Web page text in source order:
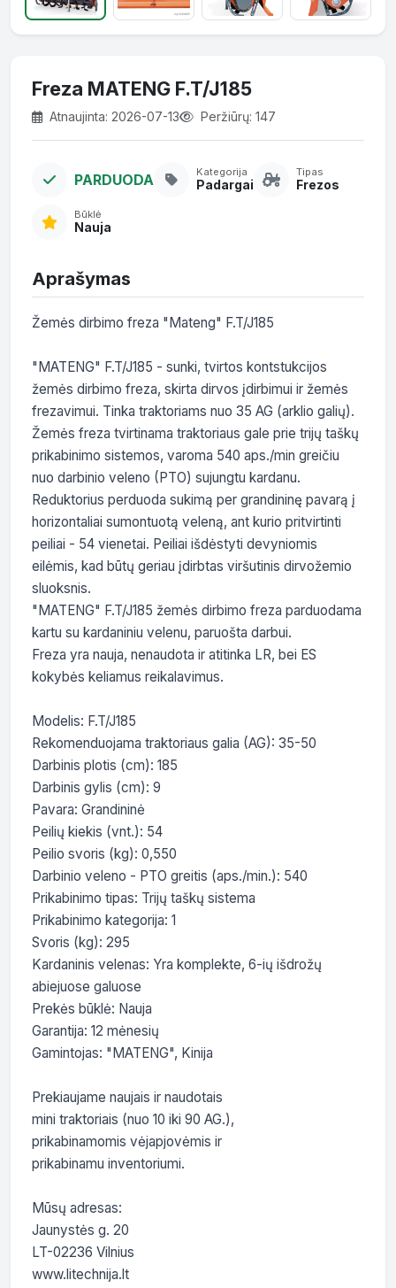
Freza MATENG F.T/J185
Atnaujinta: 2026-07-13 Peržiūrų: 147
PARDUODA Kategorija
Padargai
Tipas
Frezos
Būklė
Nauja
Aprašymas
Žemės dirbimo freza "Mateng" F.T/J185
"MATENG" F.T/J185 - sunki, tvirtos kontstukcijos
žemės dirbimo freza, skirta dirvos įdirbimui ir žemės
frezavimui. Tinka traktoriams nuo 35 AG (arklio galių).
Žemės freza tvirtinama traktoriaus gale prie trijų taškų
prikabinimo sistemos, varoma 540 aps./min greičiu
nuo darbinio veleno (PTO) sujungtu kardanu.
Reduktorius perduoda sukimą per grandininę pavarą į
horizontaliai sumontuotą veleną, ant kurio pritvirtinti
peiliai - 54 vienetai. Peiliai išdėstyti devyniomis
eilėmis, kad būtų geriau įdirbtas viršutinis dirvožemio
sluoksnis.
"MATENG" F.T/J185 žemės dirbimo freza parduodama
kartu su kardaniniu velenu, paruošta darbui.
Freza yra nauja, nenaudota ir atitinka LR, bei ES
kokybės keliamus reikalavimus.
Modelis: F.T/J185
Rekomenduojama traktoriaus galia (AG): 35-50
Darbinis plotis (cm): 185
Darbinis gylis (cm): 9
Pavara: Grandininė
Peilių kiekis (vnt.): 54
Peilio svoris (kg): 0,550
Darbinio veleno - PTO greitis (aps./min.): 540
Prikabinimo tipas: Trijų taškų sistema
Prikabinimo kategorija: 1
Svoris (kg): 295
Kardaninis velenas: Yra komplekte, 6-ių išdrožų
abiejuose galuose
Prekės būklė: Nauja
Garantija: 12 mėnesių
Gamintojas: "MATENG", Kinija
Prekiaujame naujais ir naudotais
mini traktoriais (nuo 10 iki 90 AG.),
prikabinamomis vėjapjovėmis ir
prikabinamu inventoriumi.
Mūsų adresas:
Jaunystės g. 20
LT-02236 Vilnius
www.litechnija.lt